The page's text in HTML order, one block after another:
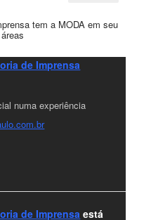
tem a MODA em seu
de Imprensa
numa experiência
de Imprensa está